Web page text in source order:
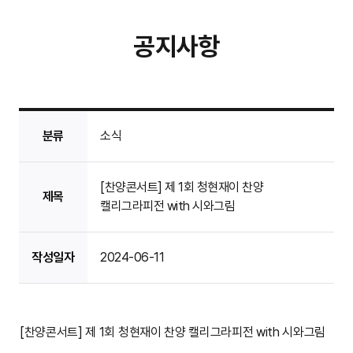
공지사항
분류 소식
제목
[찬양콘서트] 제 1회 청현재이 찬양
캘리그라피전 with 시와그림
작성일자 2024-06-11
[찬양콘서트] 제 1회 청현재이 찬양 캘리그라피전 with 시와그림